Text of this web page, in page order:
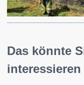
Das könnte
interessieren